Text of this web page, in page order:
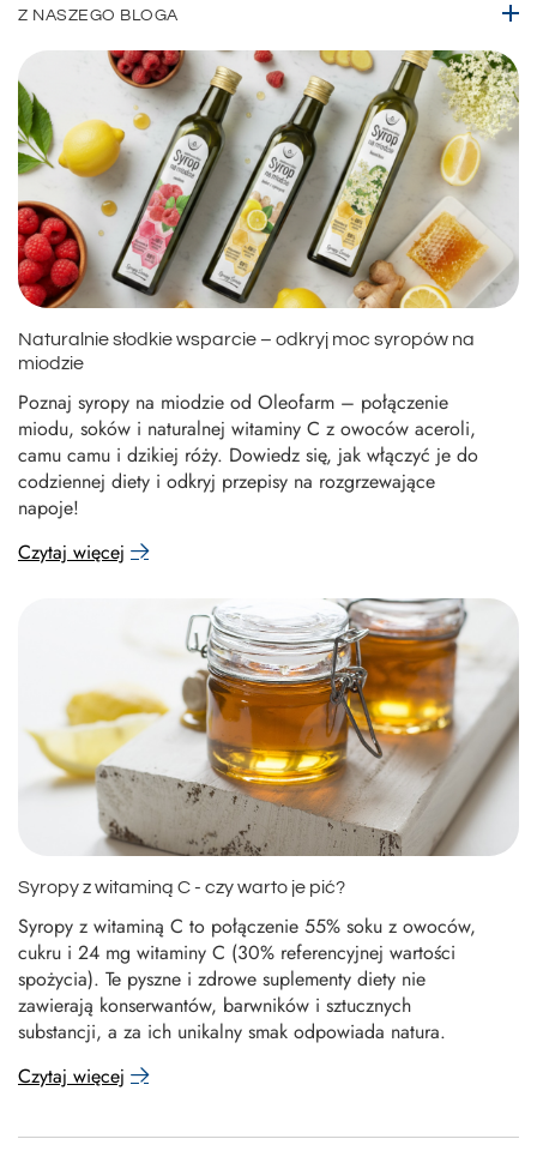
Z NASZEGO BLOGA
Naturalnie słodkie wsparcie – odkryj moc syropów na
miodzie
Poznaj syropy na miodzie od Oleofarm – połączenie
miodu, soków i naturalnej witaminy C z owoców aceroli,
camu camu i dzikiej róży. Dowiedz się, jak włączyć je do
codziennej diety i odkryj przepisy na rozgrzewające
napoje!
Czytaj więcej
Syropy z witaminą C - czy warto je pić?
Syropy z witaminą C to połączenie 55% soku z owoców,
cukru i 24 mg witaminy C (30% referencyjnej wartości
spożycia). Te pyszne i zdrowe suplementy diety nie
zawierają konserwantów, barwników i sztucznych
substancji, a za ich unikalny smak odpowiada natura.
Czytaj więcej